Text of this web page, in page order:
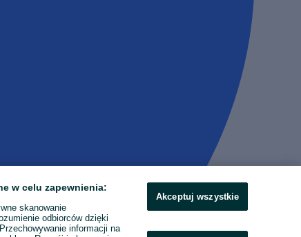
w celu zapewnienia:
skanowanie
odbiorców dzięki
informacji na
Akceptuj wszystkie